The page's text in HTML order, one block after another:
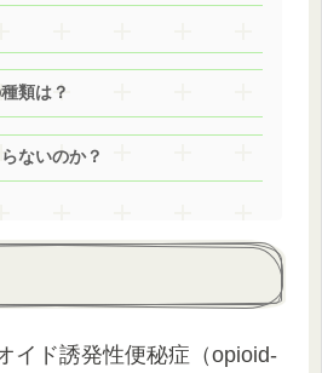
類は？
ないのか？
イド誘発性便秘症（opioid-